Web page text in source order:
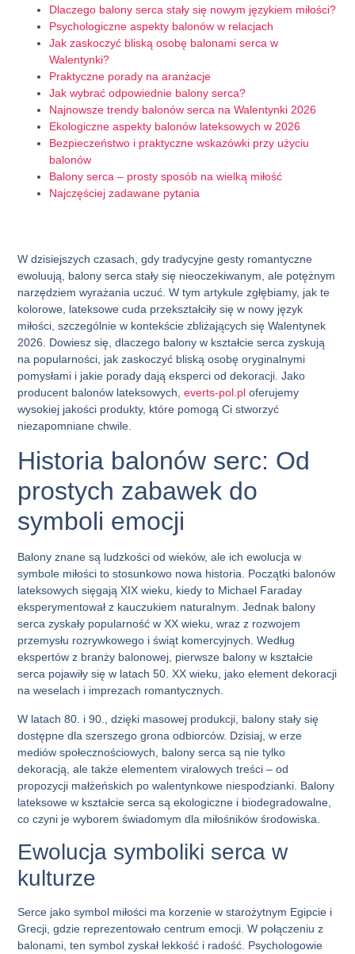
Dlaczego balony serca stały się nowym językiem miłości?
Psychologiczne aspekty balonów w relacjach
Jak zaskoczyć bliską osobę balonami serca w
Walentynki?
Praktyczne porady na aranżacje
Jak wybrać odpowiednie balony serca?
Najnowsze trendy balonów serca na Walentynki 2026
Ekologiczne aspekty balonów lateksowych w 2026
Bezpieczeństwo i praktyczne wskazówki przy użyciu
balonów
Balony serca – prosty sposób na wielką miłość
Najczęściej zadawane pytania
W dzisiejszych czasach, gdy tradycyjne gesty romantyczne
ewoluują, balony serca stały się nieoczekiwanym, ale potężnym
narzędziem wyrażania uczuć. W tym artykule zgłębiamy, jak te
kolorowe, lateksowe cuda przekształciły się w nowy język
miłości , szczególnie w kontekście zbliżających się Walentynek
2026. Dowiesz się, dlaczego balony w kształcie serca zyskują
na popularności, jak zaskoczyć bliską osobę oryginalnymi
pomysłami i jakie porady dają eksperci od dekoracji. Jako
producent balonów lateksowych ,everts-pol.pl oferujemy
wysokiej jakości produkty, które pomogą Ci stworzyć
niezapomniane chwile.
Historia balonów serc: Od
prostych zabawek do
symboli emocji
Balony znane są ludzkości od wieków, ale ich ewolucja w
symbole miłości to stosunkowo nowa historia. Początki balonów
lateksowych sięgają XIX wieku, kiedy to Michael Faraday
eksperymentował z kauczukiem naturalnym. Jednak balony
serca zyskały popularność w XX wieku, wraz z rozwojem
przemysłu rozrywkowego i świąt komercyjnych. Według
ekspertów z branży balonowej, pierwsze balony w kształcie
serca pojawiły się w latach 50. XX wieku, jako element dekoracji
na weselach i imprezach romantycznych.
W latach 80. i 90., dzięki masowej produkcji, balony stały się
dostępne dla szerszego grona odbiorców. Dzisiaj, w erze
mediów społecznościowych, balony serca są nie tylko
dekoracją, ale także elementem viralowych treści – od
propozycji małżeńskich po walentynkowe niespodzianki. Balony
lateksowe w kształcie serca są ekologiczne i biodegradowalne,
co czyni je wyborem świadomym dla miłośników środowiska.
Ewolucja symboliki serca w
kulturze
Serce jako symbol miłości ma korzenie w starożytnym Egipcie i
Grecji, gdzie reprezentowało centrum emocji. W połączeniu z
balonami, ten symbol zyskał lekkość i radość. Psychologowie